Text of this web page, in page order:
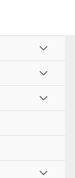
menú
menú